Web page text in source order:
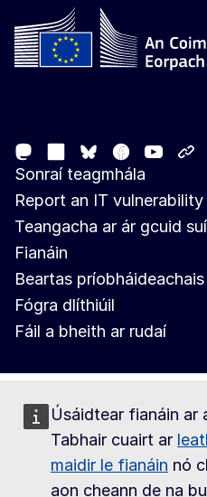
Úsáidtear fianáin ar
Tabhair cuairt ar
maidir le fianáin nó
aon cheann de na
MastodonLinkedIn
Bluesky
Facebook
Youtube
Sonraí teagmhála
Report an IT vulnerability
Teangacha ar ár gcuid
Fianáin
Beartas príobháideachais
Fógra dlíthiúil
Fáil a bheith ar rudaí